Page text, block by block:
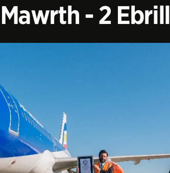
- 2 Ebrill